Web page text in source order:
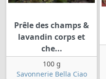
Prêle des champs &
lavandin corps et
che...
100 g
Savonnerie Bella Ciao